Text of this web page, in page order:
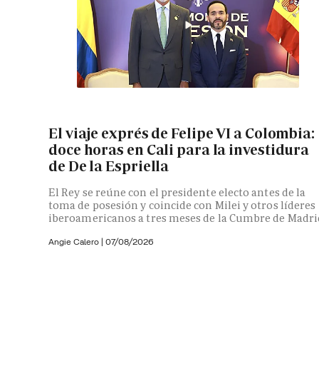
El viaje exprés de Felipe VI a Colombia:
doce horas en Cali para la investidura
de De la Espriella
El Rey se reúne con el presidente electo antes de la
toma de posesión y coincide con Milei y otros líderes
iberoamericanos a tres meses de la Cumbre de
Angie Calero | 07/08/2026